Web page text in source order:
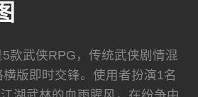
5款武侠RPG，传统武侠剧情混
版即时交锋。使用者扮演1名